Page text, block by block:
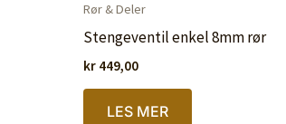
Rør & Deler
Stengeventil enkel 8mm rør
kr 449,00
LES MER